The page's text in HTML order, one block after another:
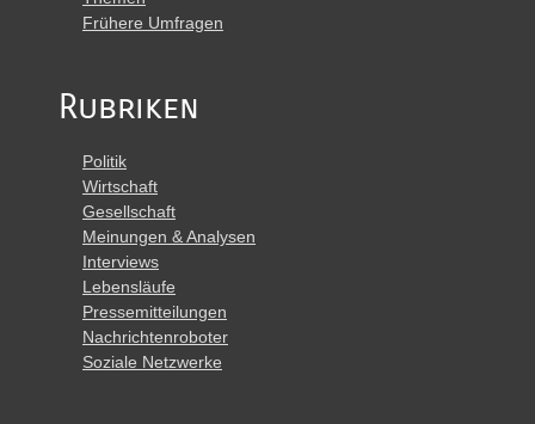
Frühere Umfragen
Rubriken
Politik
Wirtschaft
Gesellschaft
Meinungen & Analysen
Interviews
Lebensläufe
Pressemitteilungen
Nachrichtenroboter
Soziale Netzwerke